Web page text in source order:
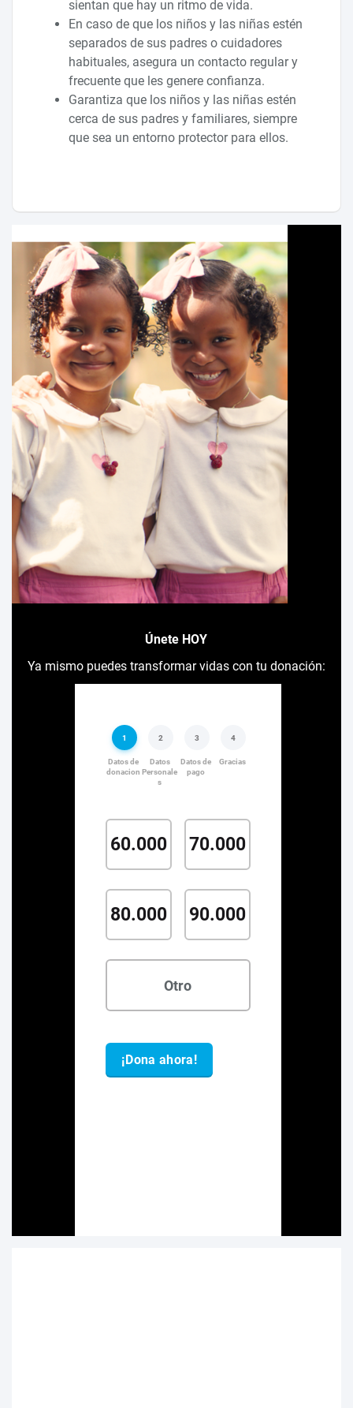
sientan que hay un ritmo de vida.
En caso de que los niños y las niñas estén
separados de sus padres o cuidadores
habituales, asegura un contacto regular y
frecuente que les genere confianza.
Garantiza que los niños y las niñas estén
cerca de sus padres y familiares, siempre
que sea un entorno protector para ellos.
Únete HOY
Ya mismo puedes transformar vidas con tu donación: